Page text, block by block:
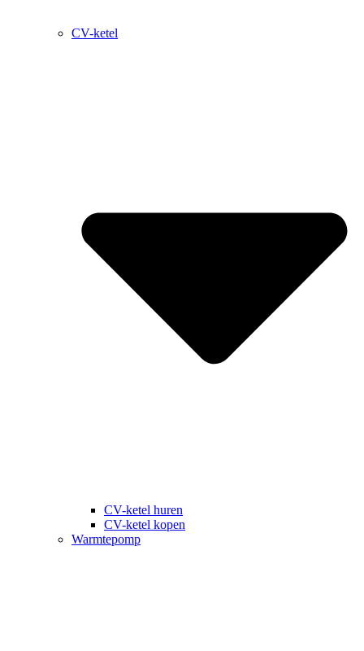
CV-ketel
CV-ketel huren
CV-ketel kopen
Warmtepomp